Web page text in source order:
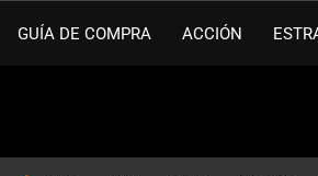
GUÍA DE COMPRA ACCIÓN